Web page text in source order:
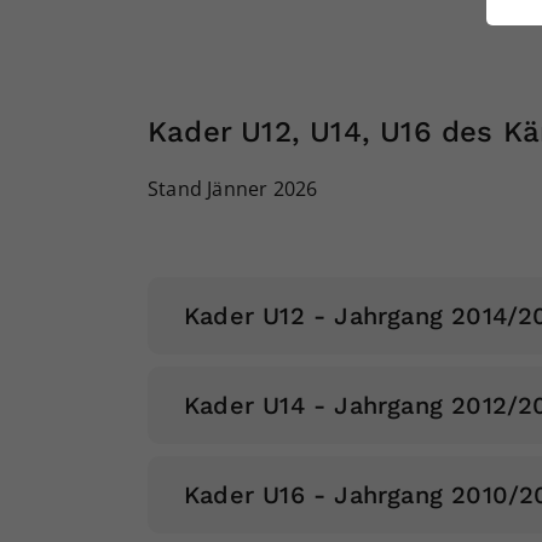
Kader U12, U14, U16 des
Stand Jänner 2026
Kader U12 - Jahrgang 2014/
Mädchen:
Kader U14 - Jahrgang 2012/
Mädchen:
Kader U16 - Jahrgang 2010/